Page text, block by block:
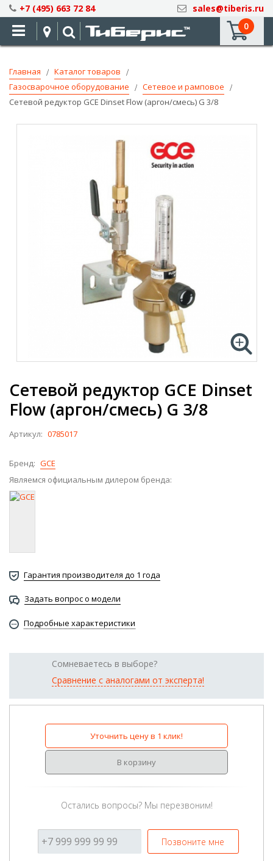
Skip
to
Content
+7 (495) 663 72 84
sales@tiberis.ru
0
Главная
Каталог товаров
Газосварочное оборудование
Сетевое и рамповое
Сетевой редуктор GCE Dinset Flow (аргон/смесь) G 3/8
Сетевой редуктор GCE Dinset
Flow (аргон/смесь) G 3/8
Артикул: 0785017
Бренд: GCE
Являемся официальным дилером бренда:
Гарантия производителя до 1 года
Задать вопрос о модели
Подробные характеристики
Сомневаетесь в выборе?
Сравнение с аналогами от эксперта!
Уточнить цену в 1 клик!
В корзину
Остались вопросы? Мы перезвоним!
Позвоните мне